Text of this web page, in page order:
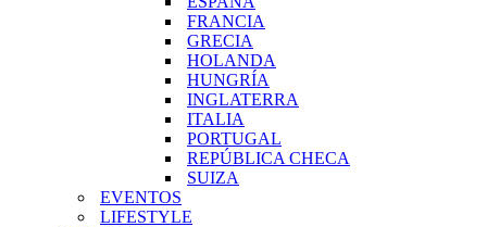
FRANCIA
GRECIA
HOLANDA
HUNGRÍA
INGLATERRA
ITALIA
PORTUGAL
REPÚBLICA CHECA
SUIZA
EVENTOS
LIFESTYLE